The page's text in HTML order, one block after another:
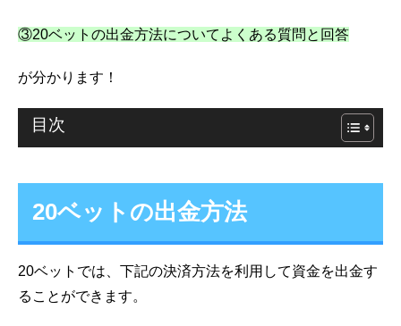
③20ベットの出金方法についてよくある質問と回答
が分かります！
目次
20ベットの出金方法
20ベットでは、下記の決済方法を利用して資金を出金す
ることができます。